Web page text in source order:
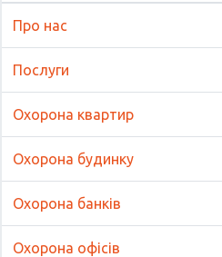
Про нас
Послуги
Охорона квартир
Охорона будинку
Охорона банків
Охорона офісів